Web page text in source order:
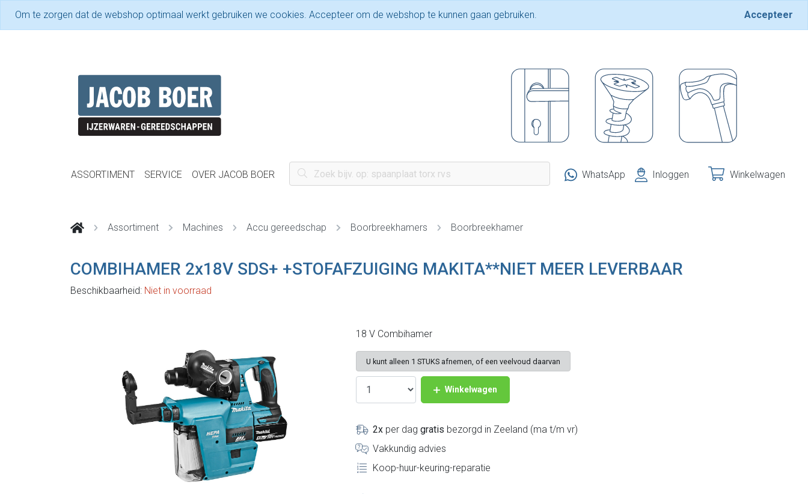
Om te zorgen dat de webshop optimaal werkt gebruiken we cookies. Accepteer om de webshop te kunnen gaan gebruiken. Accepteer
ASSORTIMENT SERVICE OVER JACOB BOER WhatsApp Inloggen Winkelwagen
Assortiment Machines Accu gereedschap Boorbreekhamers Boorbreekhamer
COMBIHAMER 2x18V SDS+ +STOFAFZUIGING MAKITA**NIET MEER LEVERBAAR
Beschikbaarheid: Niet in voorraad
18 V Combihamer
U kunt alleen 1 STUKS afnemen, of een veelvoud daarvan
Winkelwagen
2x per dag gratis bezorgd in Zeeland (ma t/m vr)
Vakkundig advies
Koop-huur-keuring-reparatie